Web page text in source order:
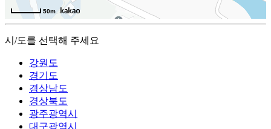
50m
시/도를 선택해 주세요
강원도
경기도
경상남도
경상북도
광주광역시
대구광역시